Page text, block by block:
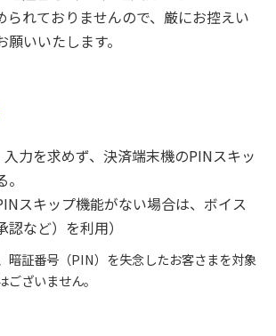
られておりませんので、厳にお控えい
いいたします。
力を求めず、決済端末機のPINスキッ
スキップ機能がない場合は、ボイス
など）を利用）
暗証番号（PIN）を失念したお客さまを対象
ございません。